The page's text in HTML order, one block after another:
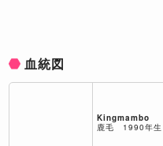
血統図
Kingmambo
鹿毛 1990年生